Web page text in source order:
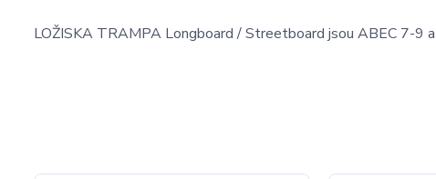
LOŽISKA TRAMPA Longboard / Streetboard jsou ABEC 7-9